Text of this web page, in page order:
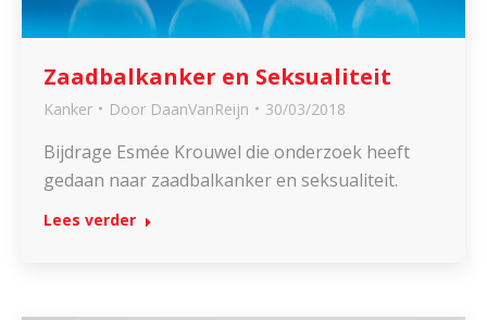
Zaadbalkanker en Seksualiteit
Kanker Door DaanVanReijn 30/03/2018
Bijdrage Esmée Krouwel die onderzoek heeft
gedaan naar zaadbalkanker en seksualiteit.
Lees verder